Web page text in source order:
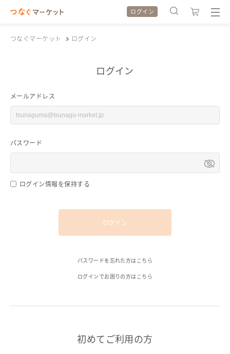
カテゴリから探す
特集から探す
全ての作品をみる
カテゴリから探す
特集から探す
全ての作品をみる
ログイン
つなぐマーケット ログイン
ログイン
メールアドレス
パスワード
ログイン情報を保持する
ログイン
パスワードを忘れた方は こちら
ログインでお困りの方は こちら
初めてご利用の方